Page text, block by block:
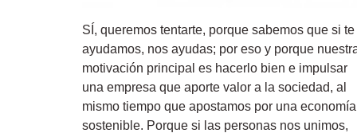
SÍ, queremos tentarte, porque sabemos que si te
ayudamos, nos ayudas; por eso y porque
motivación principal es hacerlo bien e impulsar
una empresa que aporte valor a la sociedad, al
mismo tiempo que apostamos por una economía
sostenible. Porque si las personas nos unimos,